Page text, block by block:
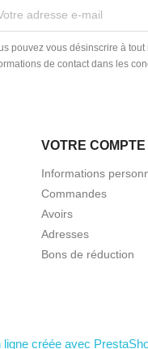
pouvez vous désinscrire à
de contact dans les
VOTRE COMPTE
Informations
Commandes
Avoirs
Adresses
Bons de réduction
ligne créée avec